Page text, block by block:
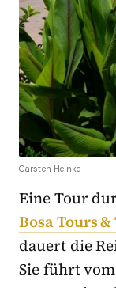
Carsten Heinke
Eine Tour
Bosa Tours
dauert die
Sie führt